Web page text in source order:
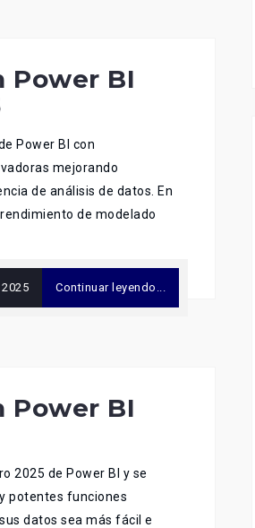
Power BI
Power BI con
mejorando
de análisis de datos. En
de modelado
Continuar leyendo...
Power BI
2025 de Power BI y se
potentes funciones
datos sea más fácil e